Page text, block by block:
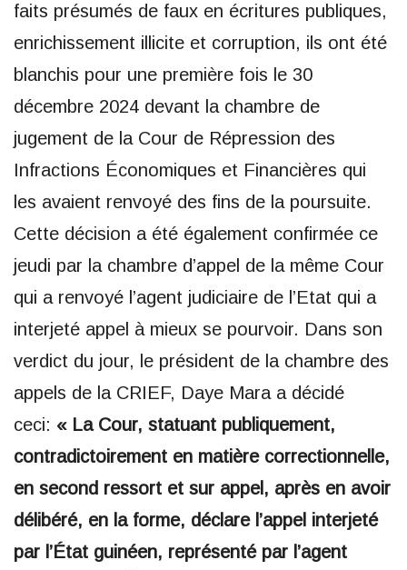
faits présumés de faux en écritures publiques,
enrichissement illicite et corruption, ils ont été
blanchis pour une première fois le 30
décembre 2024 devant la chambre de
jugement de la Cour de Répression des
Infractions Économiques et Financières qui
les avaient renvoyé des fins de la poursuite.
Cette décision a été également confirmée ce
jeudi par la chambre d’appel de la même Cour
qui a renvoyé l’agent judiciaire de l’Etat qui a
interjeté appel à mieux se pourvoir. Dans son
verdict du jour, le président de la chambre des
appels de la CRIEF, Daye Mara a décidé
ceci: « La Cour, statuant publiquement,
contradictoirement en matière correctionnelle,
en second ressort et sur appel, après en avoir
délibéré, en la forme, déclare l’appel interjeté
par l’État guinéen, représenté par l’agent